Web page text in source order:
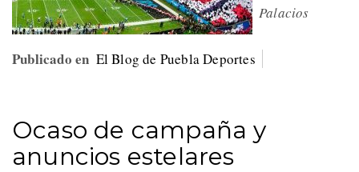
Palacios
Publicado en El Blog de Puebla Deportes
Ocaso de campaña y
anuncios estelares